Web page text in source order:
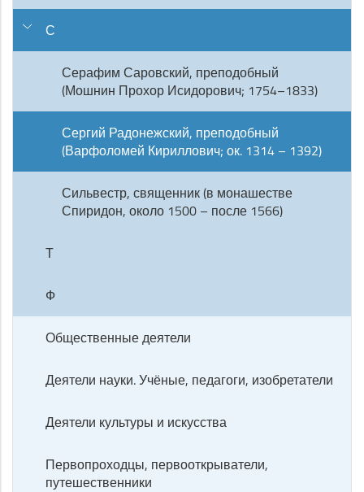
С
Серафим Саровский, преподобный
(Мошнин Прохор Исидорович; 1754–1833)
Сергий Радонежский, преподобный
(Варфоломей Кириллович; ок. 1314 – 1392)
Сильвестр, священник (в монашестве
Спиридон, около 1500 – после 1566)
Т
Ф
Общественные деятели
Деятели науки. Учёные, педагоги, изобретатели
Деятели культуры и искусства
Первопроходцы, первооткрыватели,
путешественники